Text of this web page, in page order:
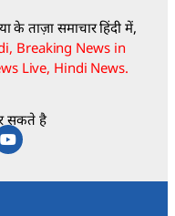
के ताज़ा समाचार हिंदी में,
Breaking News in
Live, Hindi News.
सकते है